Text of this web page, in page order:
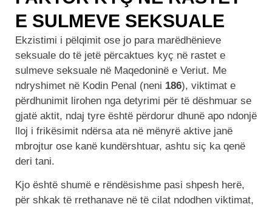
E SULMEVE SEKSUALE
Ekzistimi i pëlqimit ose jo para marëdhënieve
seksuale do të jetë përcaktues kyç në rastet e
sulmeve seksuale në Maqedoninë e Veriut. Me
ndryshimet në Kodin Penal (neni 186), viktimat e
përdhunimit lirohen nga detyrimi për të dëshmuar se
gjatë aktit, ndaj tyre është përdorur dhunë apo ndonjë
lloj i frikësimit ndërsa ata në mënyrë aktive janë
mbrojtur ose kanë kundërshtuar, ashtu siç ka qenë
deri tani.
Kjo është shumë e rëndësishme pasi shpesh herë,
për shkak të rrethanave në të cilat ndodhen viktimat,